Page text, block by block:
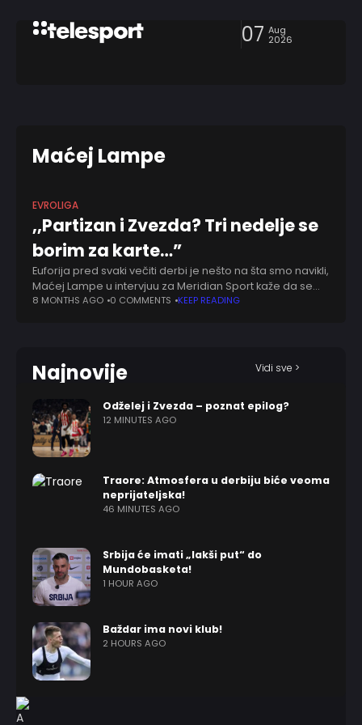
07 Aug
2026
Maćej Lampe
EVROLIGA
,,Partizan i Zvezda? Tri nedelje se
borim za karte…”
Euforija pred svaki večiti derbi je nešto na šta smo navikli,
Maćej Lampe u intervjuu za Meridian Sport kaže da se
njegova potraga za kartama danas završila. Svako ko
8 MONTHS AGO 0 COMMENTS KEEP READING
Najnovije Vidi sve >
Odželej i Zvezda – poznat epilog?
12 MINUTES AGO
Traore: Atmosfera u derbiju biće veoma
neprijateljska!
46 MINUTES AGO
Srbija će imati „lakši put“ do
Mundobasketa!
1 HOUR AGO
Baždar ima novi klub!
2 HOURS AGO